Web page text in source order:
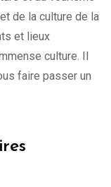
de la culture de la
et lieux
culture. Il
faire passer un